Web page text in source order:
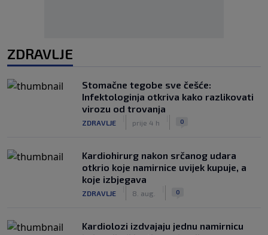
ZDRAVLJE
Stomačne tegobe sve češće:
Infektologinja otkriva kako razlikovati
virozu od trovanja
ZDRAVLJE prije 4 h 0
Kardiohirurg nakon srčanog udara
otkrio koje namirnice uvijek kupuje, a
koje izbjegava
ZDRAVLJE 8. aug. 0
Kardiolozi izdvajaju jednu namirnicu